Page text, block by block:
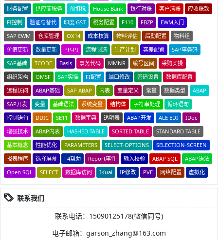
财务配置
供应商税务 预扣税 House Bank 银行对账 客户清账
应收账款
FI控制
验证与替代 印度 GST 税务配置 F110 FBZP
EWM入门
SAP EWM
仓库管理 OX14 成本核算 物料评估 后勤配置
物料组
价值更新
数量更新 PP-PI 流程制造 生产计划 容差配置
SAP事务码
SAP基础
TCODE Basis 事务代码 MMNR 编号区间
采购实操
组织架构
OMSF SAP实操 FI配置 端口修改 密码设置
数据库配置
远程访问
ABAP基础 SAP ABAP 内表 变量定义 常量 数据类型
ABAP
SAP开发
变量 基础语法 系统变量 结构体 字符串处理
循环语句
控制语句
DDIC SE11 数据字典 透明表 ABAP开发 ALE EDI
IDoc
增强技术
ABAP内表 HASHED TABLE SORTED TABLE
STANDARD TABLE
基本概念
性能优化 PARAMETERS SELECT-OPTIONS
SELECTION-SCREEN
报表程序
选择屏幕 F4帮助 Report事件 输入校验 ABAP SQL
ABAP语法
Open SQL
SELECT 数据库访问 IKuai IP修改 PVE 网络配置 虚拟化
联系我们
联系电话：15090125178(微信同号)
电子邮箱：garson_zhang@163.com